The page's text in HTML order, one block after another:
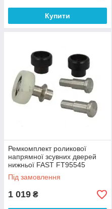
Купити
Ремкомплект роликової
напрямної зсувних дверей
нижньої FAST FT95545
Під замовлення
1 019 ₴